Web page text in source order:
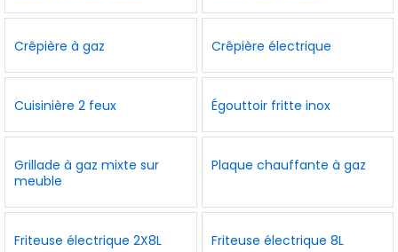
Crêpière à gaz Crêpière électrique
Cuisinière 2 feux Égouttoir fritte inox
Grillade à gaz mixte sur
meuble
Plaque chauffante à gaz
Friteuse électrique 2X8L Friteuse électrique 8L